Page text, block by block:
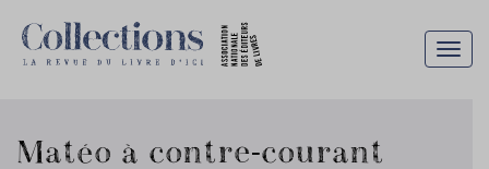
Matéo à contre-courant